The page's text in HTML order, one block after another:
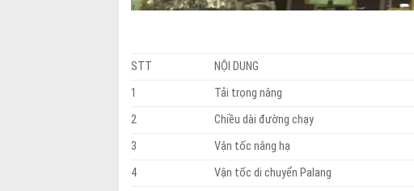
STT
NỘI DUNG
1
Tải trọng nâng
2
Chiều dài đường chạy
3
Vận tốc nâng hạ
4
Vận tốc di chuyển Palang